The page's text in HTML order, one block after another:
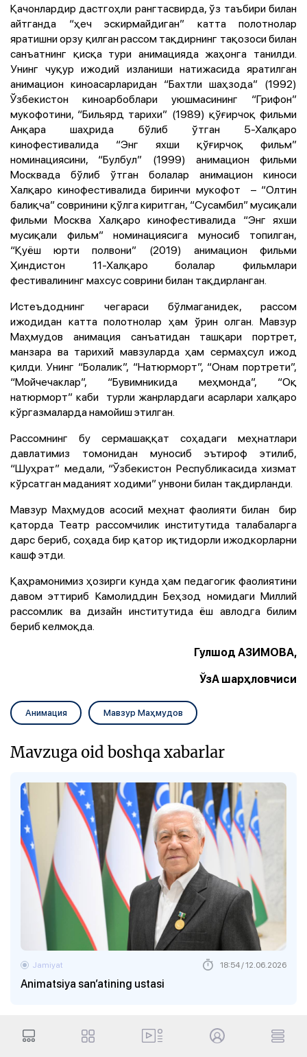
Қачонлардир дастгоҳли рангтасвирда, ўз таъбири билан
айтганда “ҳеч эскирмайдиган” катта полотнолар
яратишни орзу қилган рассом тақдирнинг тақозоси билан
санъатнинг қисқа тури анимацияда жаҳонга танилди.
Унинг чуқур ижодий изланиши натижасида яратилган
анимацион киноасарларидан “Бахтли шаҳзода” (1992)
Ўзбекистон киноарбоблари уюшмасининг “Грифон”
мукофотини, “Бильярд тарихи” (1989) қўғирчоқ фильми
Анқара шаҳрида бўлиб ўтган 5-Халқаро
кинофестивалида “Энг яхши қўғирчоқ фильм”
номинациясини, “Булбул” (1999) анимацион фильми
Москвада бўлиб ўтган болалар анимацион киноси
Халқаро кинофестивалида биринчи мукофот – “Олтин
балиқча” совринини қўлга киритган, “Сусамбил” мусиқали
фильми Москва Халқаро кинофестивалида “Энг яхши
мусиқали фильм” номинациясига муносиб топилган,
“Қуёш юрти полвони” (2019) анимацион фильми
Ҳиндистон 11-Халқаро болалар фильмлари
фестивалининг махсус соврини билан тақдирланган.
Истеъдоднинг чегараси бўлмаганидек, рассом
ижодидан катта полотнолар ҳам ўрин олган. Мавзур
Маҳмудов анимация санъатидан ташқари портрет,
манзара ва тарихий мавзуларда ҳам сермаҳсул ижод
қилди. Унинг “Болалик”, “Натюрморт”, “Онам портрети”,
“Мойчечаклар”, “Бувимникида меҳмонда”, “Оқ
натюрморт” каби турли жанрлардаги асарлари халқаро
кўргазмаларда намойиш этилган.
Рассомнинг бу сермашаққат соҳадаги меҳнатлари
давлатимиз томонидан муносиб эътироф этилиб,
“Шуҳрат” медали, “Ўзбекистон Республикасида хизмат
кўрсатган маданият ходими” унвони билан тақдирланди.
Мавзур Маҳмудов асосий меҳнат фаолияти билан бир
қаторда Театр рассомчилик институтида талабаларга
дарс бериб, соҳада бир қатор иқтидорли ижодкорларни
кашф этди.
Қаҳрамонимиз ҳозирги кунда ҳам педагогик фаолиятини
давом эттириб Камолиддин Беҳзод номидаги Миллий
рассомлик ва дизайн институтида ёш авлодга билим
бериб келмоқда.
Гулшод АЗИМОВА,
ЎзА шарҳловчиси
Анимация Мавзур Маҳмудов
Mavzuga oid boshqa xabarlar
Animatsiya san’atining ustasi
Jamiyat 18:54 / 12.06.2026